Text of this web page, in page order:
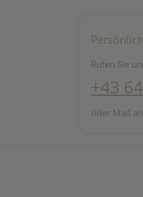
Rufen Sie
+43
oder Mail